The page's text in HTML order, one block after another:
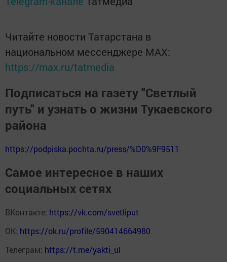
Читайте новости Татарстана в
национальном мессенджере MАХ:
https://max.ru/tatmedia
Подписаться на газету "Светлый
путь" и узнать о жизни Тукаевского
района
https://podpiska.pochta.ru/press/%D0%9F9511
Самое интересное в наших
социальных сетях
ВКонтакте: https://vk.com/svetliput
ОК: https://ok.ru/profile/590414664980
Телеграм: https://t.me/yakti_ul